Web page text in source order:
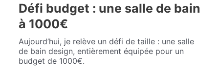
Défi budget : une salle de bain
à 1000€
Aujourd’hui, je relève un défi de taille : une salle
de bain design, entièrement équipée pour un
budget de 1000€.